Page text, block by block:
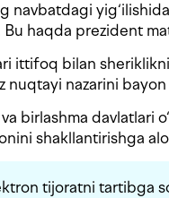
navbatdagi
haqda prezident
ittifoq bilan
nuqtayi nazarini
birlashma davlatlari
shakllantirishga
tijoratni tartibga